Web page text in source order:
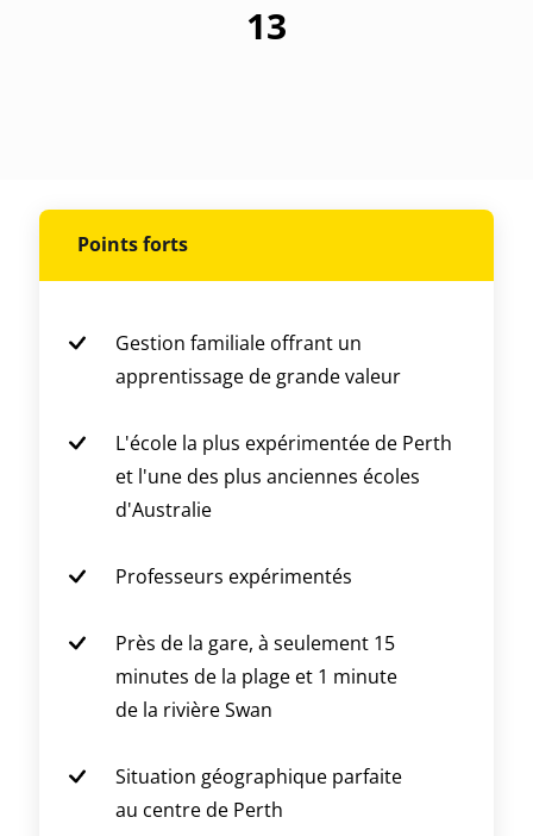
13
Points forts
Gestion familiale offrant un
apprentissage de grande valeur
L'école la plus expérimentée de Perth
et l'une des plus anciennes écoles
d'Australie
Professeurs expérimentés
Près de la gare, à seulement 15
minutes de la plage et 1 minute
de la rivière Swan
Situation géographique parfaite
au centre de Perth